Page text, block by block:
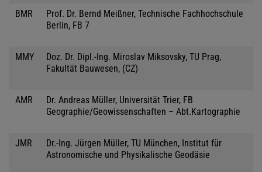
BMR
Prof. Dr. Bernd Meißner, Technische Fachhochschule
Berlin, FB 7
MMY
Doz. Dr. Dipl.-Ing. Miroslav Miksovsky, TU Prag,
Fakultät Bauwesen, (CZ)
AMR
Dr. Andreas Müller, Universität Trier, FB
Geographie/Geowissenschaften – Abt.Kartographie
JMR
Dr.-Ing. Jürgen Müller, TU München, Institut für
Astronomische und Physikalische Geodäsie